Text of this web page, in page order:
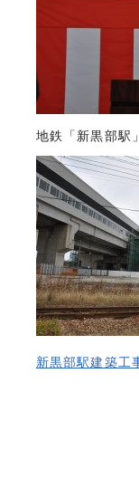
地鉄「新黒部駅
新黒部駅建築工